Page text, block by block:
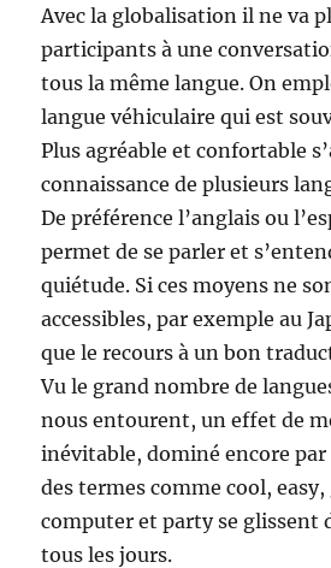
Avec la globalisation il ne va
participants à une
tous la même langue. On
langue véhiculaire qui est
Plus agréable et confortable
connaissance de plusieurs
De préférence l’anglais ou
permet de se parler et
quiétude. Si ces moyens ne
accessibles, par exemple au
que le recours à un bon
Vu le grand nombre de
nous entourent, un effet de
inévitable, dominé encore par
des termes comme cool,
computer et party se glissent
tous les jours.